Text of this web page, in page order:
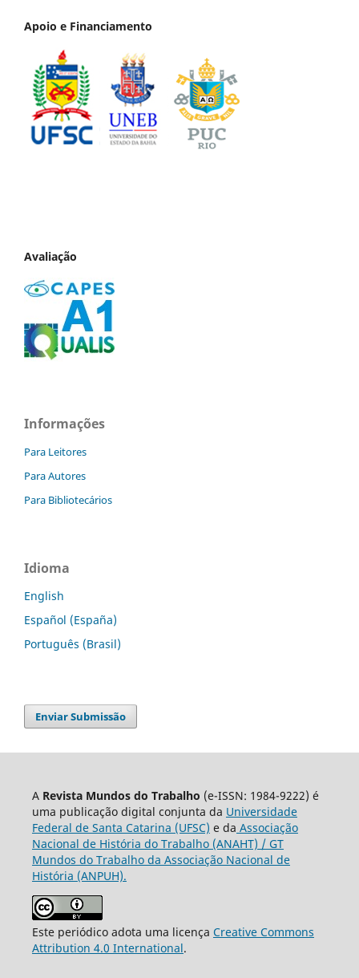
Apoio e Financiamento
Avaliação
Informações
Para Leitores
Para Autores
Para Bibliotecários
Idioma
English
Español (España)
Português (Brasil)
Enviar Submissão
A Revista Mundos do Trabalho (e-ISSN: 1984-9222) é
uma publicação digital conjunta da Universidade
Federal de Santa Catarina (UFSC) e da Associação
Nacional de História do Trabalho (ANAHT) / GT
Mundos do Trabalho da Associação Nacional de
História (ANPUH).
Este periódico adota uma licença Creative Commons
Attribution 4.0 International.